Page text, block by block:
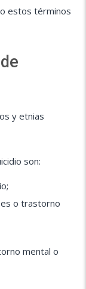
estos términos
y etnias
son:
o trastorno
mental o